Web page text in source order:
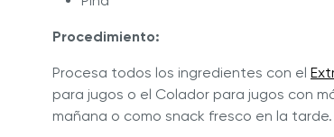
Procedimiento:
Procesa todos los ingredientes con el
para jugos o el Colador para jugos con
mañana o como snack fresco en la tarde.